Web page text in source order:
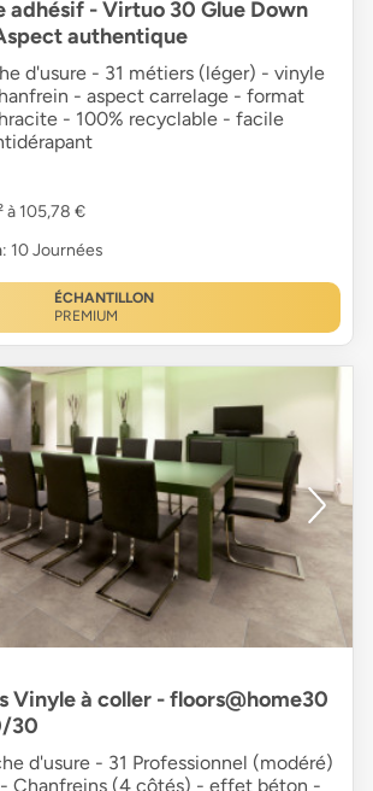
adhésif - Virtuo 30 Glue Down
authentique
d'usure - 31 métiers (léger) - vinyle
- aspect carrelage - format
- 100% recyclable - facile
à 105,78 €
: 10 Journées
ÉCHANTILLON
PREMIUM
Vinyle à coller - floors@home30
30
d'usure - 31 Professionnel (modéré)
Chanfreins (4 côtés) - effet béton -